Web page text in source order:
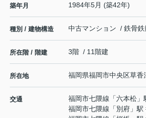
築年月 1984年5月 (築42年)
種別 / 建物構造 中古マンション / 鉄骨鉄
所在階 / 階建 3階 / 11階建
所在地 福岡県福岡市中央区草香
交通 福岡市七隈線 「六本松
福岡市七隈線 「別府 」